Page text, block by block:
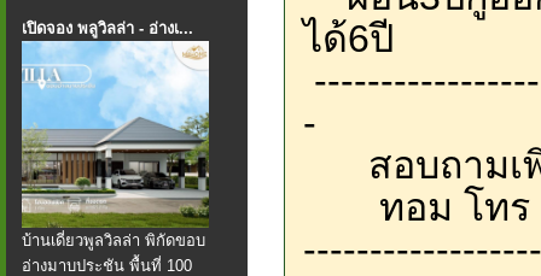
เปิดจอง พลูวิลล่า - อ่างเ...
บ้านเดี่ยวพูลวิลล่า พิกัดขอบ
อ่างมาบประชัน พื้นที่ 100
ได้6ปี
-
สอบถามเ
ทอม โทร